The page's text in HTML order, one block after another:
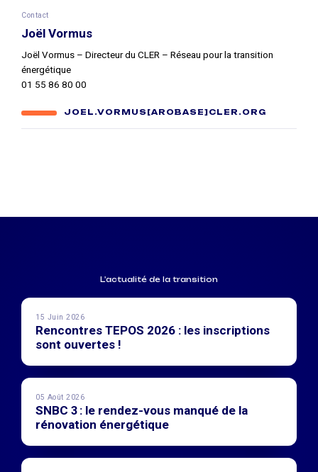
Contact
Joël Vormus
Joël Vormus – Directeur du CLER – Réseau pour la transition
énergétique
01 55 86 80 00
JOEL.VORMUS[AROBASE]CLER.ORG
L'actualité de la transition
15 Juin 2026
Rencontres TEPOS 2026 : les inscriptions
sont ouvertes !
05 Août 2026
SNBC 3 : le rendez-vous manqué de la
rénovation énergétique